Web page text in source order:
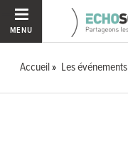
MENU
Accueil Les événements